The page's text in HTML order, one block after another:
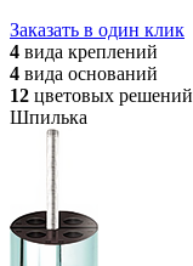
Заказать в один клик
4 вида креплений
4 вида оснований
12 цветовых решений
Шпилька